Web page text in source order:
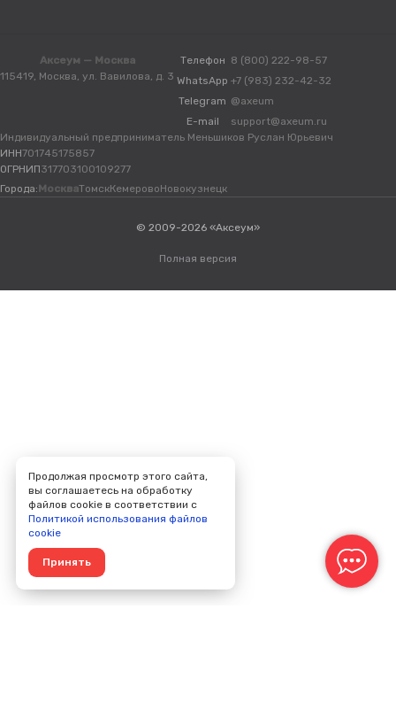
Аксеум — Москва
115419, Москва, ул. Вавилова, д. 3
Телефон 8 (800) 222-98-57
WhatsApp +7 (983) 232-42-32
Telegram @axeum
E-mail
support@axeum.ru
Индивидуальный предприниматель Меньшиков Руслан Юрьевич
ИНН701745175857
ОГРНИП317703100109277
Города: МоскваТомскКемеровоНовокузнецк
© 2009-2026 «Аксеум»
Полная версия
Продолжая просмотр этого сайта,
вы соглашаетесь на обработку
файлов cookie в соответствии с
Политикой использования файлов
cookie
Принять